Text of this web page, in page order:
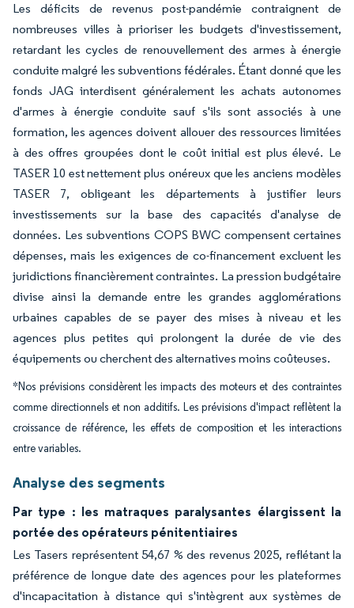
Les déficits de revenus post-pandémie contraignent de
nombreuses villes à prioriser les budgets d'investissement,
retardant les cycles de renouvellement des armes à énergie
conduite malgré les subventions fédérales. Étant donné que les
fonds JAG interdisent généralement les achats autonomes
d'armes à énergie conduite sauf s'ils sont associés à une
formation, les agences doivent allouer des ressources limitées
à des offres groupées dont le coût initial est plus élevé. Le
TASER 10 est nettement plus onéreux que les anciens modèles
TASER 7, obligeant les départements à justifier leurs
investissements sur la base des capacités d'analyse de
données. Les subventions COPS BWC compensent certaines
dépenses, mais les exigences de co-financement excluent les
juridictions financièrement contraintes. La pression budgétaire
divise ainsi la demande entre les grandes agglomérations
urbaines capables de se payer des mises à niveau et les
agences plus petites qui prolongent la durée de vie des
équipements ou cherchent des alternatives moins coûteuses.
*Nos prévisions considèrent les impacts des moteurs et des contraintes
comme directionnels et non additifs. Les prévisions d'impact reflètent la
croissance de référence, les effets de composition et les interactions
entre variables.
Analyse des segments
Par type : les matraques paralysantes élargissent la
portée des opérateurs pénitentiaires
Les Tasers représentent 54,67 % des revenus 2025, reflétant la
préférence de longue date des agences pour les plateformes
d'incapacitation à distance qui s'intègrent aux systèmes de